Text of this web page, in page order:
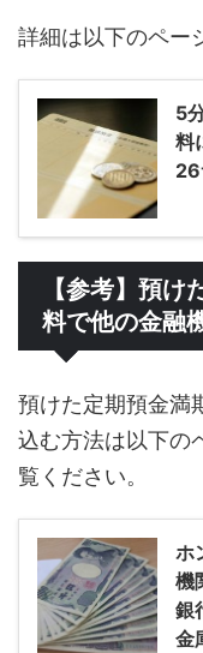
詳細は以下のペー
5
料
26
【参考】預け
料で他の金融
預けた定期預金満
込む方法は以下の
覧ください。
ホ
機
銀
金